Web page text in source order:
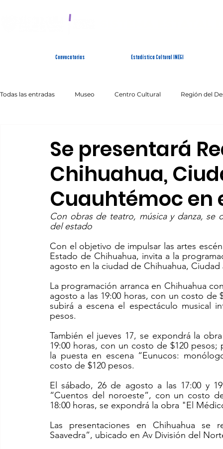
Convocatorias Estadística Cultural INEGI
Todas las entradas Museo Centro Cultural Región del
Se presentará
Chihuahua,
Cuauhtémoc en
Con obras de teatro, música y danza, se
del estado
Con el objetivo de impulsar las artes
Estado de Chihuahua, invita a la
agosto en la ciudad de Chihuahua,
La programación arranca en Chihuahua
agosto a las 19:00 horas, con un costo de
subirá a escena el espectáculo musical
pesos.
También el jueves 17, se expondrá la
19:00 horas, con un costo de $120 pesos;
la puesta en escena “Eunucos:
costo de $120 pesos.
El sábado, 26 de agosto a las 17:00 y
“Cuentos del noroeste”, con un costo
18:00 horas, se expondrá la obra "El
Las presentaciones en Chihuahua se
Saavedra”, ubicado en Av División del